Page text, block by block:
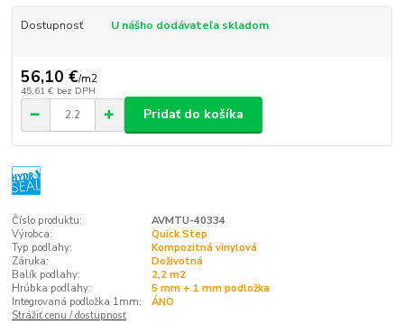
Dostupnosť U nášho dodávateľa skladom
56,10 €/m2
45,61 € bez DPH
Pridať do košíka
Číslo produktu:
AVMTU-40334
Výrobca:
Quick Step
Typ podlahy:
Kompozitná vinylová
Záruka:
Doživotná
Balík podlahy:
2,2 m2
Hrúbka podlahy:
5 mm + 1 mm podložka
Integrovaná podložka 1mm:
ÁNO
Strážiť cenu / dostupnosť